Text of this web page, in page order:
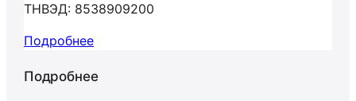
ТНВЭД: 8538909200
Подробнее
Подробнее